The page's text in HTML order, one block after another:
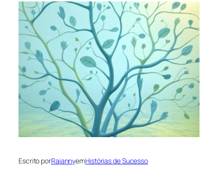
Escrito porRaiannyemHistórias de Sucesso